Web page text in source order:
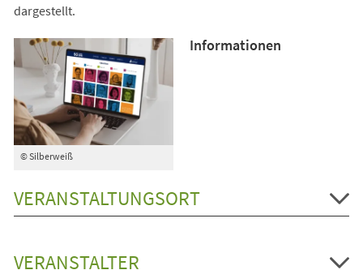
dargestellt.
© Silberweiß
Informationen
VERANSTALTUNGSORT
VERANSTALTER